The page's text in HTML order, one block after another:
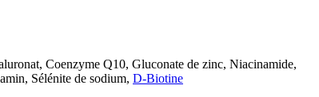
Coenzyme Q10, Gluconate de zinc, Niacinamide,
Sélénite de sodium, D-Biotine